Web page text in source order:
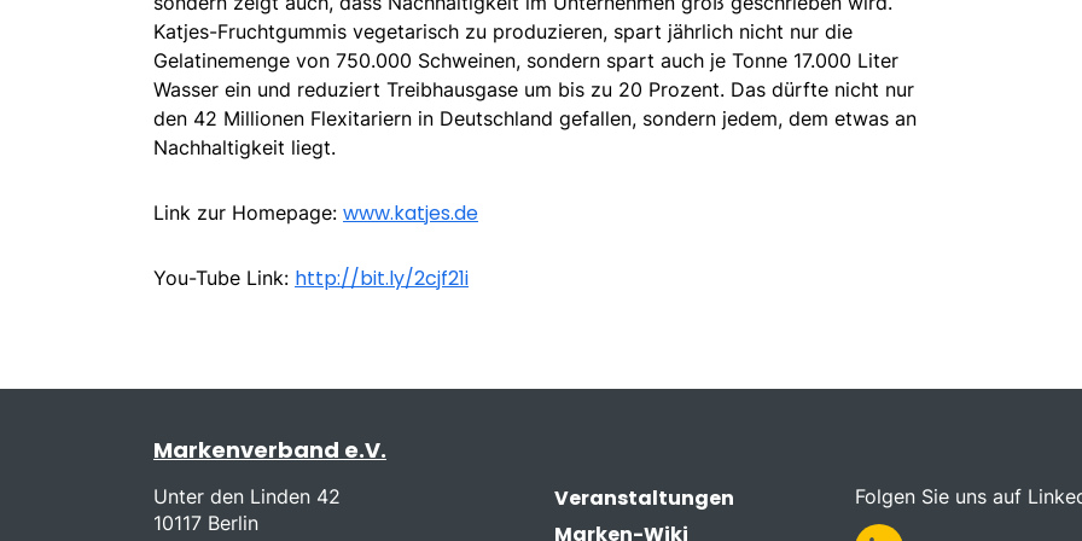
Katjes-Fruchtgummis vegetarisch zu produzieren, spart jährlich nicht nur die
Gelatinemenge von 750.000 Schweinen, sondern spart auch je Tonne 17.000 Liter
Wasser ein und reduziert Treibhausgase um bis zu 20 Prozent. Das dürfte nicht nur
den 42 Millionen Flexitariern in Deutschland gefallen, sondern jedem, dem etwas an
Nachhaltigkeit liegt.
Link zur Homepage: www.katjes.de
You-Tube Link: http://bit.ly/2cjf21i
Markenverband e.V.
Unter den Linden 42
10117 Berlin
Veranstaltungen
Marken-Wiki
Folgen Sie uns auf